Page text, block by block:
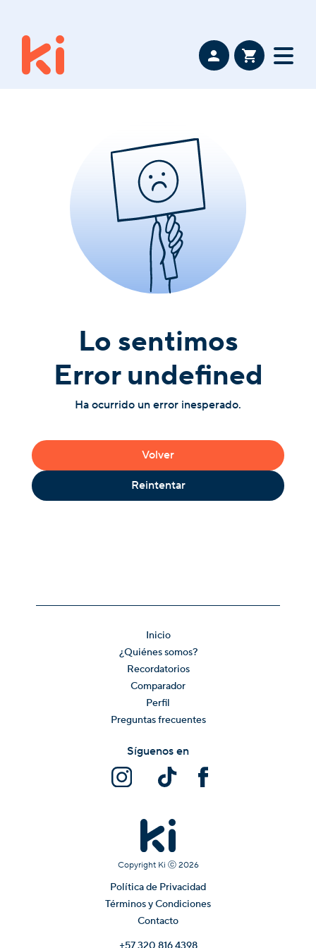
Lo sentimos
Error undefined
Ha ocurrido un error inesperado.
Volver
Reintentar
Inicio
¿Quiénes somos?
Recordatorios
Comparador
Perfil
Preguntas frecuentes
Copyright Ki ⓒ 2026
Política de Privacidad
Términos y Condiciones
Contacto
Síguenos en